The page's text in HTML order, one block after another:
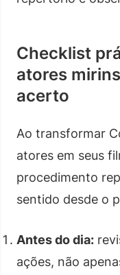
Checklist
atores
acerto
Ao transformar
atores em seus
procedimento
sentido desde o
Antes do dia:
ações, não